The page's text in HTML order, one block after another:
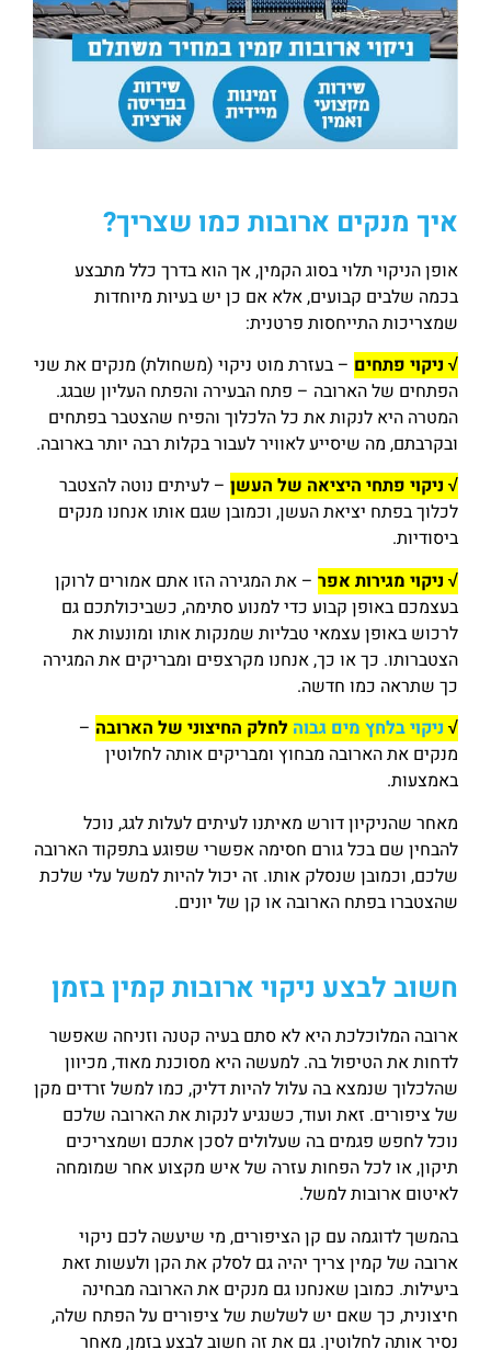
איך מנקים ארובות כמו שצריך?
אופן הניקוי תלוי בסוג הקמין, אך הוא בדרך כלל מתבצע
בכמה שלבים קבועים, אלא אם כן יש בעיות מיוחדות
שמצריכות התייחסות פרטנית:
√ ניקוי פתחים – בעזרת מוט ניקוי (משחולת) מנקים את שני
הפתחים של הארובה – פתח הבעירה והפתח העליון שבגג.
המטרה היא לנקות את כל הלכלוך והפיח שהצטבר בפתחים
ובקרבתם, מה שיסייע לאוויר לעבור בקלות רבה יותר בארובה.
√ ניקוי פתחי היציאה של העשן – לעיתים נוטה להצטבר
לכלוך בפתח יציאת העשן, וכמובן שגם אותו אנחנו מנקים
ביסודיות.
√ ניקוי מגירות אפר – את המגירה הזו אתם אמורים לרוקן
בעצמכם באופן קבוע כדי למנוע סתימה, כשביכולתכם גם
לרכוש באופן עצמאי טבליות שמנקות אותו ומונעות את
הצטברותו. כך או כך, אנחנו מקרצפים ומבריקים את המגירה
כך שתראה כמו חדשה.
√ ניקוי בלחץ מים גבוה לחלק החיצוני של הארובה –
מנקים את הארובה מבחוץ ומבריקים אותה לחלוטין
באמצעות.
מאחר שהניקיון דורש מאיתנו לעיתים לעלות לגג, נוכל
להבחין שם בכל גורם חסימה אפשרי שפוגע בתפקוד הארובה
שלכם, וכמובן שנסלק אותו. זה יכול להיות למשל עלי שלכת
שהצטברו בפתח הארובה או קן של יונים.
חשוב לבצע ניקוי ארובות קמין בזמן
ארובה המלוכלכת היא לא סתם בעיה קטנה וזניחה שאפשר
לדחות את הטיפול בה. למעשה היא מסוכנת מאוד, מכיוון
שהלכלוך שנמצא בה עלול להיות דליק, כמו למשל זרדים מקן
של ציפורים. זאת ועוד, כשנגיע לנקות את הארובה שלכם
נוכל לחפש פגמים בה שעלולים לסכן אתכם ושמצריכים
תיקון, או לכל הפחות עזרה של איש מקצוע אחר שמומחה
לאיטום ארובות למשל.
בהמשך לדוגמה עם קן הציפורים, מי שיעשה לכם ניקוי
ארובה של קמין צריך יהיה גם לסלק את הקן ולעשות זאת
ביעילות. כמובן שאנחנו גם מנקים את הארובה מבחינה
חיצונית, כך שאם יש לשלשת של ציפורים על הפתח שלה,
נסיר אותה לחלוטין. גם את זה חשוב לבצע בזמן, מאחר